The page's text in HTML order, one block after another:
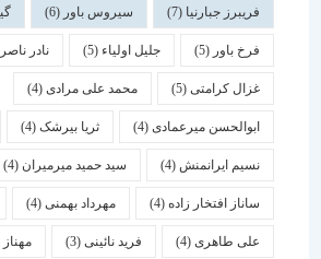
فریبرز جبارنیا(7) سیروس باور(6) گیتی
فرخ باور(5) جلیل اولیاء(5) نادر ناصرالمعمار
غزال کرامتی(5) محمد علی مرادی(4)
ابوالحسن میرعمادی(4) ثریا بیرشک(4)
نسیم ایرانمنش(4) سید حمید میرمیران(4)
ساناز افتخار زاده(4) مهرداد بهمنی (4) پرویز
علی طاهری(4) فرید نائینی(3) مهناز